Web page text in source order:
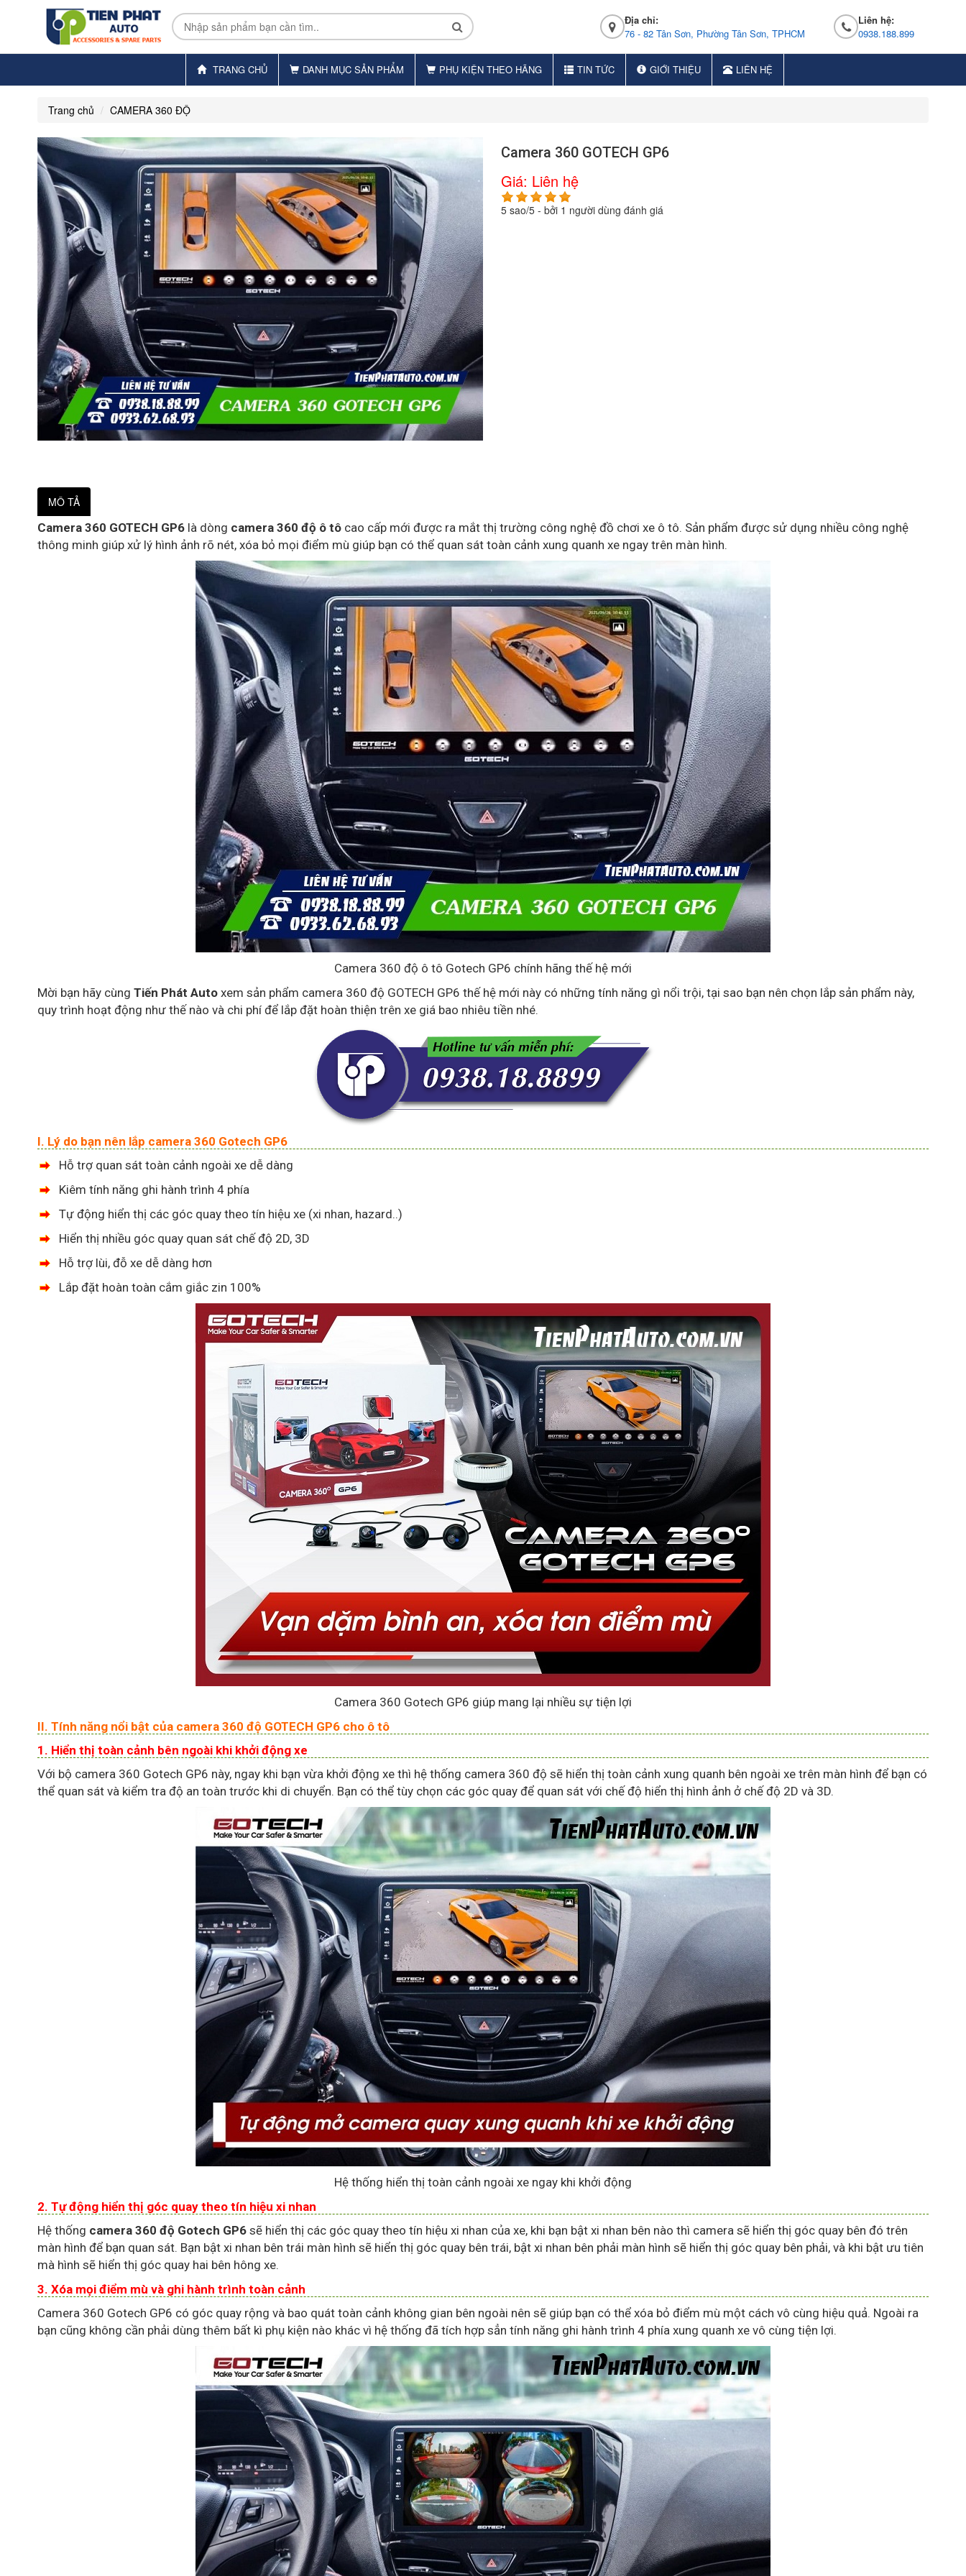
Địa chỉ:
76 - 82 Tân Sơn, Phường Tân Sơn, TPHCM
Liên hệ:
0938.188.899
TRANG CHỦ DANH MỤC SẢN PHẨM PHỤ KIỆN THEO HÃNG TIN TỨC GIỚI THIỆU LIÊN HỆ
Trang chủ CAMERA 360 ĐỘ
Camera 360 GOTECH GP6
Giá: Liên hệ
5sao/5- bởi 1 người dùng đánh giá
MÔ TẢ
Camera 360 GOTECH GP6 là dòng camera 360 độ ô tô cao cấp mới được ra mắt thị trường công nghệ đồ chơi xe ô tô. Sản phẩm được sử dụng nhiều công nghệ
thông minh giúp xử lý hình ảnh rõ nét, xóa bỏ mọi điểm mù giúp bạn có thể quan sát toàn cảnh xung quanh xe ngay trên màn hình.
Camera 360 độ ô tô Gotech GP6 chính hãng thế hệ mới
Mời bạn hãy cùng Tiến Phát Auto xem sản phẩm camera 360 độ GOTECH GP6 thế hệ mới này có những tính năng gì nổi trội, tại sao bạn nên chọn lắp sản phẩm này,
quy trình hoạt động như thế nào và chi phí để lắp đặt hoàn thiện trên xe giá bao nhiêu tiền nhé.
I. Lý do bạn nên lắp camera 360 Gotech GP6
Hỗ trợ quan sát toàn cảnh ngoài xe dễ dàng
Kiêm tính năng ghi hành trình 4 phía
Tự động hiển thị các góc quay theo tín hiệu xe (xi nhan, hazard..)
Hiển thị nhiều góc quay quan sát chế độ 2D, 3D
Hỗ trợ lùi, đỗ xe dễ dàng hơn
Lắp đặt hoàn toàn cắm giắc zin 100%
Camera 360 Gotech GP6 giúp mang lại nhiều sự tiện lợi
II. Tính năng nổi bật của camera 360 độ GOTECH GP6 cho ô tô
1. Hiển thị toàn cảnh bên ngoài khi khởi động xe
Với bộ camera 360 Gotech GP6 này, ngay khi bạn vừa khởi động xe thì hệ thống camera 360 độ sẽ hiển thị toàn cảnh xung quanh bên ngoài xe trên màn hình để bạn có
thể quan sát và kiểm tra độ an toàn trước khi di chuyển. Bạn có thể tùy chọn các góc quay để quan sát với chế độ hiển thị hình ảnh ở chế độ 2D và 3D.
Hệ thống hiển thị toàn cảnh ngoài xe ngay khi khởi động
2. Tự động hiển thị góc quay theo tín hiệu xi nhan
Hệ thống camera 360 độ Gotech GP6 sẽ hiển thị các góc quay theo tín hiệu xi nhan của xe, khi bạn bật xi nhan bên nào thì camera sẽ hiển thị góc quay bên đó trên
màn hình để bạn quan sát. Bạn bật xi nhan bên trái màn hình sẽ hiển thị góc quay bên trái, bật xi nhan bên phải màn hình sẽ hiển thị góc quay bên phải, và khi bật ưu tiên
mà hình sẽ hiển thị góc quay hai bên hông xe.
3. Xóa mọi điểm mù và ghi hành trình toàn cảnh
Camera 360 Gotech GP6 có góc quay rộng và bao quát toàn cảnh không gian bên ngoài nên sẽ giúp bạn có thể xóa bỏ điểm mù một cách vô cùng hiệu quả. Ngoài ra
bạn cũng không cần phải dùng thêm bất kì phụ kiện nào khác vì hệ thống đã tích hợp sẳn tính năng ghi hành trình 4 phía xung quanh xe vô cùng tiện lợi.